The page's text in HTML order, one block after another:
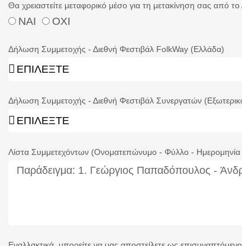
Θα χρειαστείτε μεταφορικό μέσο για τη μετακίνηση σας από
ΝΑΙ ΟΧΙ
Δήλωση Συμμετοχής - Διεθνή Φεστιβάλ FolkWay (Ελλάδα)
Δήλωση Συμμετοχής - Διεθνή Φεστιβάλ Συνεργατών
Λίστα Συμμετεχόντων (Ονοματεπώνυμο - Φύλλο - Ημερομηνία